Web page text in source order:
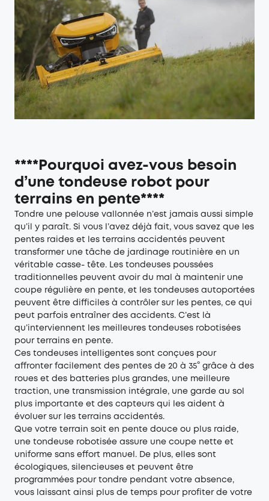
****Pourquoi avez-vous besoin
d’une tondeuse robot pour
terrains en pente****
Tondre une pelouse vallonnée n’est jamais aussi simple
qu’il y paraît. Si vous l’avez déjà fait, vous savez que les
pentes raides et les terrains accidentés peuvent
transformer une tâche de jardinage routinière en un
véritable casse- tête. Les tondeuses poussées
traditionnelles peuvent avoir du mal à maintenir une
coupe régulière en pente, et les tondeuses autoportées
peuvent être difficiles à contrôler sur les pentes, ce qui
peut parfois entraîner des accidents. C’est là
qu’interviennent les meilleures tondeuses robotisées
pour terrains en pente.
Ces tondeuses intelligentes sont conçues pour
affronter facilement des pentes de 20 à 35° grâce à des
roues et des batteries plus grandes, une meilleure
traction, une transmission intégrale, une garde au sol
plus importante et des capteurs qui les aident à
évoluer sur les terrains accidentés.
Que votre terrain soit en pente douce ou plus raide,
une tondeuse robotisée assure une coupe nette et
uniforme sans effort manuel. De plus, elles sont
écologiques, silencieuses et peuvent être
programmées pour tondre pendant votre absence,
vous laissant ainsi plus de temps pour profiter de votre